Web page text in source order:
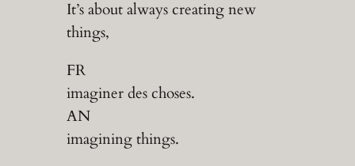
It’s about always creating new
things,
FR
imaginer des choses.
AN
imagining things.